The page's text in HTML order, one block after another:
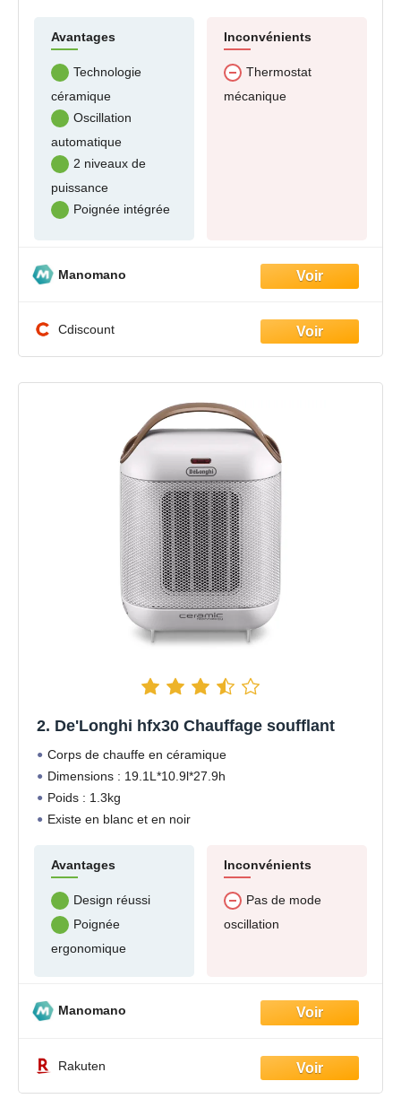
Avantages
Technologie
céramique
Oscillation
automatique
2 niveaux de
puissance
Poignée intégrée
Inconvénients
Thermostat
mécanique
Manomano
Cdiscount
2. De'Longhi hfx30 Chauffage soufflant
Corps de chauffe en céramique
Dimensions : 19.1L*10.9l*27.9h
Poids : 1.3kg
Existe en blanc et en noir
Avantages
Design réussi
Poignée
ergonomique
Inconvénients
Pas de mode
oscillation
Manomano
Rakuten